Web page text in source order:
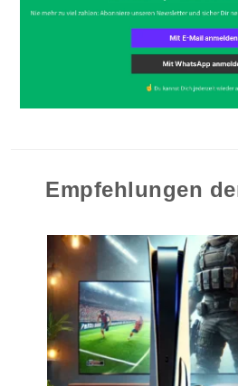
Empfehlungen